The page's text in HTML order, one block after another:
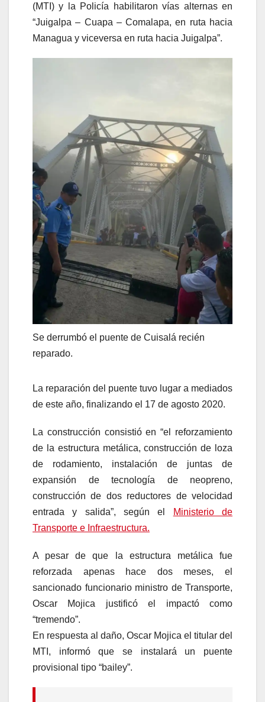
(MTI) y la Policía habilitaron vías alternas en
“Juigalpa – Cuapa – Comalapa, en ruta hacia
Managua y viceversa en ruta hacia Juigalpa”.
Se derrumbó el puente de Cuisalá recién
reparado.
La reparación del puente tuvo lugar a mediados
de este año, finalizando el 17 de agosto 2020.
La construcción consistió en “el reforzamiento
de la estructura metálica, construcción de loza
de rodamiento, instalación de juntas de
expansión de tecnología de neopreno,
construcción de dos reductores de velocidad
entrada y salida”, según el
Ministerio de
Transporte e Infraestructura.
A pesar de que la estructura metálica fue
reforzada apenas hace dos meses, el
sancionado funcionario ministro de Transporte,
Oscar Mojica justificó el impactó como
“tremendo”.
En respuesta al daño, Oscar Mojica el titular del
MTI, informó que se instalará un puente
provisional tipo “bailey”.